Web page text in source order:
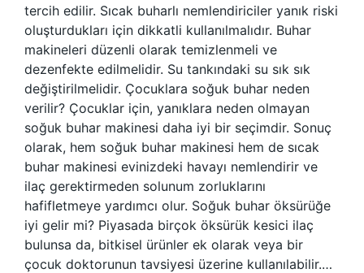
tercih edilir. Sıcak buharlı nemlendiriciler yanık riski
oluşturdukları için dikkatli kullanılmalıdır. Buhar
makineleri düzenli olarak temizlenmeli ve
dezenfekte edilmelidir. Su tankındaki su sık sık
değiştirilmelidir. Çocuklara soğuk buhar neden
verilir? Çocuklar için, yanıklara neden olmayan
soğuk buhar makinesi daha iyi bir seçimdir. Sonuç
olarak, hem soğuk buhar makinesi hem de sıcak
buhar makinesi evinizdeki havayı nemlendirir ve
ilaç gerektirmeden solunum zorluklarını
hafifletmeye yardımcı olur. Soğuk buhar öksürüğe
iyi gelir mi? Piyasada birçok öksürük kesici ilaç
bulunsa da, bitkisel ürünler ek olarak veya bir
çocuk doktorunun tavsiyesi üzerine kullanılabilir.…